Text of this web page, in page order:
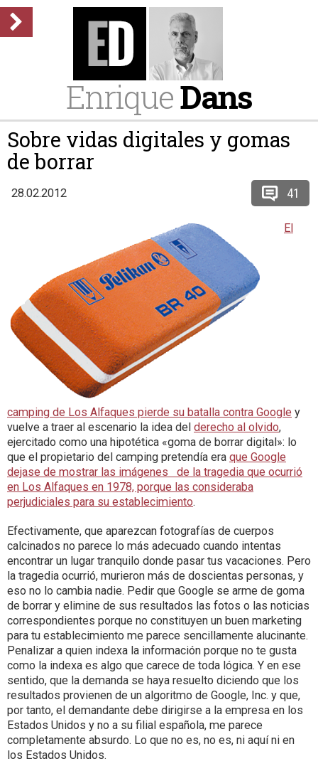
EnriqueDans
Sobre vidas digitales y gomas
de borrar
28.02.2012 41
El
camping de Los Alfaques pierde su batalla contra Google y
vuelve a traer al escenario la idea del derecho al olvido,
ejercitado como una hipotética «goma de borrar digital»: lo
que el propietario del camping pretendía era que Google
dejase de mostrar las imágenes de la tragedia que ocurrió
en Los Alfaques en 1978, porque las consideraba
perjudiciales para su establecimiento.
Efectivamente, que aparezcan fotografías de cuerpos
calcinados no parece lo más adecuado cuando intentas
encontrar un lugar tranquilo donde pasar tus vacaciones. Pero
la tragedia ocurrió, murieron más de doscientas personas, y
eso no lo cambia nadie. Pedir que Google se arme de goma
de borrar y elimine de sus resultados las fotos o las noticias
correspondientes porque no constituyen un buen marketing
para tu establecimiento me parece sencillamente alucinante.
Penalizar a quien indexa la información porque no te gusta
como la indexa es algo que carece de toda lógica. Y en ese
sentido, que la demanda se haya resuelto diciendo que los
resultados provienen de un algoritmo de Google, Inc. y que,
por tanto, el demandante debe dirigirse a la empresa en los
Estados Unidos y no a su filial española, me parece
completamente absurdo. Lo que no es, no es, ni aquí ni en
los Estados Unidos.